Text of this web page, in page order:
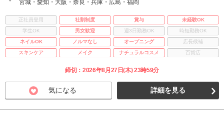
宮城・愛知・大阪・奈良・兵庫・広島・福岡
正社員登用 社割制度 賞与
未経験OK
学生OK
男女歓迎 週3日勤務OK
時短勤務OK
ネイルOK
ノルマなし オープニング
店長候補
スキンケア
メイク ナチュラルコスメ 百貨店
締切：2026年8月27日(木) 23時59分
気になる 詳細を見る